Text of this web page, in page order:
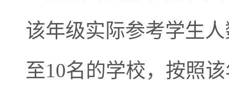
该年级实际参考学生
至10名的学校，按照